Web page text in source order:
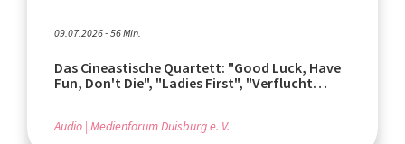
09.07.2026 - 56 Min.
Das Cineastische Quartett: "Good Luck, Have
Fun, Don't Die", "Ladies First", "Verflucht
Audio Medienforum Duisburg e. V.